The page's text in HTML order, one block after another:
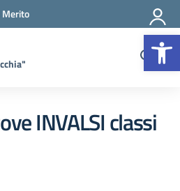
INVALSI classi